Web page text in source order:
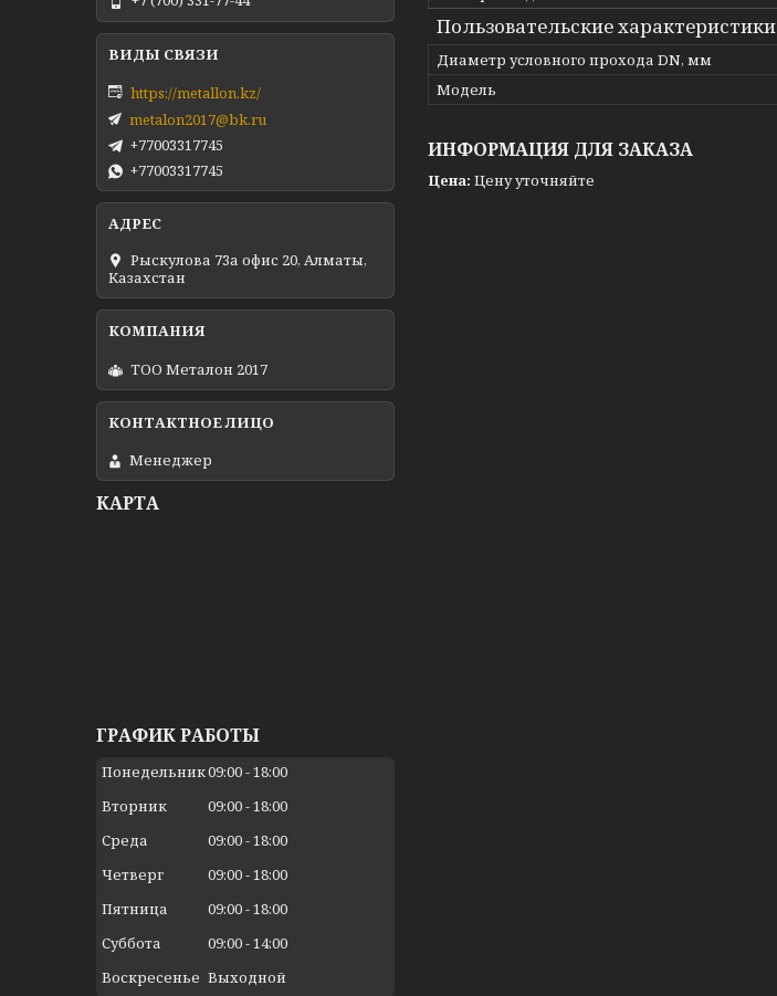
Пользовательские характеристики
Диаметр условного прохода DN, мм
Модель
ИНФОРМАЦИЯ ДЛЯ ЗАКАЗА
Цена: Цену уточняйте
https://metallon.kz/
metalon2017@bk.ru
+77003317745
+77003317745
Рыскулова 73а офис 20, Алматы,
Казахстан
ТОО Металон 2017
Менеджер
КАРТА
ГРАФИК РАБОТЫ
Понедельник09:00 18:00
Вторник
09:00 18:00
Среда
09:00 18:00
Четверг
09:00 18:00
Пятница
09:00 18:00
Суббота
09:00 14:00
Воскресенье Выходной